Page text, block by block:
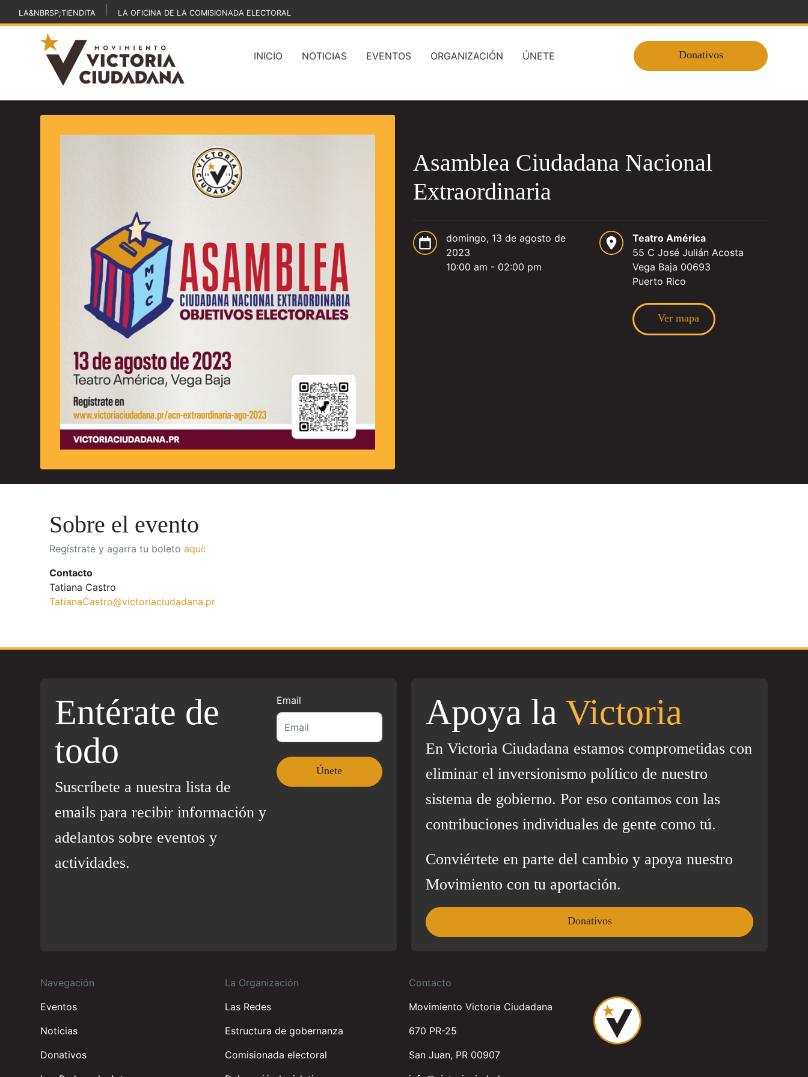
LA&NBRSP;TIENDITA LA OFICINA DE LA COMISIONADA ELECTORAL
INICIO NOTICIAS EVENTOS ORGANIZACIÓN ÚNETE Donativos
Asamblea Ciudadana Nacional
Extraordinaria
domingo, 13 de agosto de
2023
10:00 am - 02:00 pm
Teatro América
55 C José Julián Acosta
Vega Baja 00693
Puerto Rico
Ver mapa
Sobre el evento
Regístrate y agarra tu boleto aquí:
Contacto
Tatiana Castro
TatianaCastro@victoriaciudadana.pr
Entérate de
todo
Suscríbete a nuestra lista de
emails para recibir información y
adelantos sobre eventos y
actividades.
Email Apoya la Victoria
En Victoria Ciudadana estamos comprometidas con
eliminar el inversionismo político de nuestro
sistema de gobierno. Por eso contamos con las
contribuciones individuales de gente como tú.
Conviértete en parte del cambio y apoya nuestro
Movimiento con tu aportación.
Donativos
Navegación
Eventos
Noticias
Donativos
La Organización
Las Redes
Estructura de gobernanza
Comisionada electoral
Contacto
Movimiento Victoria Ciudadana
670 PR-25
San Juan, PR 00907